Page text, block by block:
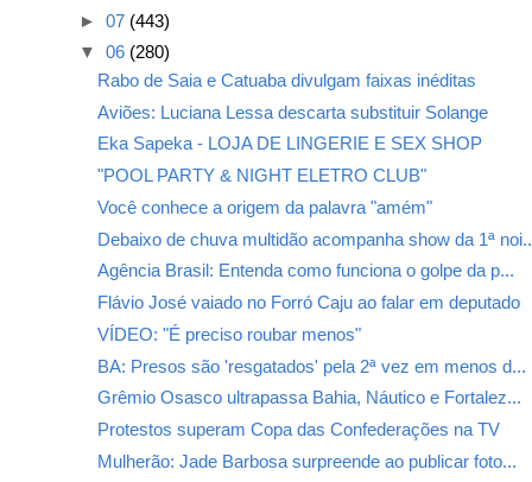
► 07 (443)
▼ 06 (280)
Rabo de Saia e Catuaba divulgam faixas inéditas
Aviões: Luciana Lessa descarta substituir Solange
Eka Sapeka - LOJA DE LINGERIE E SEX SHOP
"POOL PARTY & NIGHT ELETRO CLUB"
Você conhece a origem da palavra "amém"
Debaixo de chuva multidão acompanha show da 1ª
Agência Brasil: Entenda como funciona o golpe da p...
Flávio José vaiado no Forró Caju ao falar em deputado
VÍDEO: "É preciso roubar menos"
BA: Presos são 'resgatados' pela 2ª vez em menos d...
Grêmio Osasco ultrapassa Bahia, Náutico e Fortalez...
Protestos superam Copa das Confederações na TV
Mulherão: Jade Barbosa surpreende ao publicar foto...